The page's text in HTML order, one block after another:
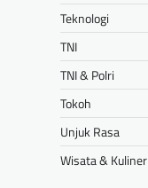
Teknologi
TNI
TNI & Polri
Tokoh
Unjuk Rasa
Wisata & Kuliner